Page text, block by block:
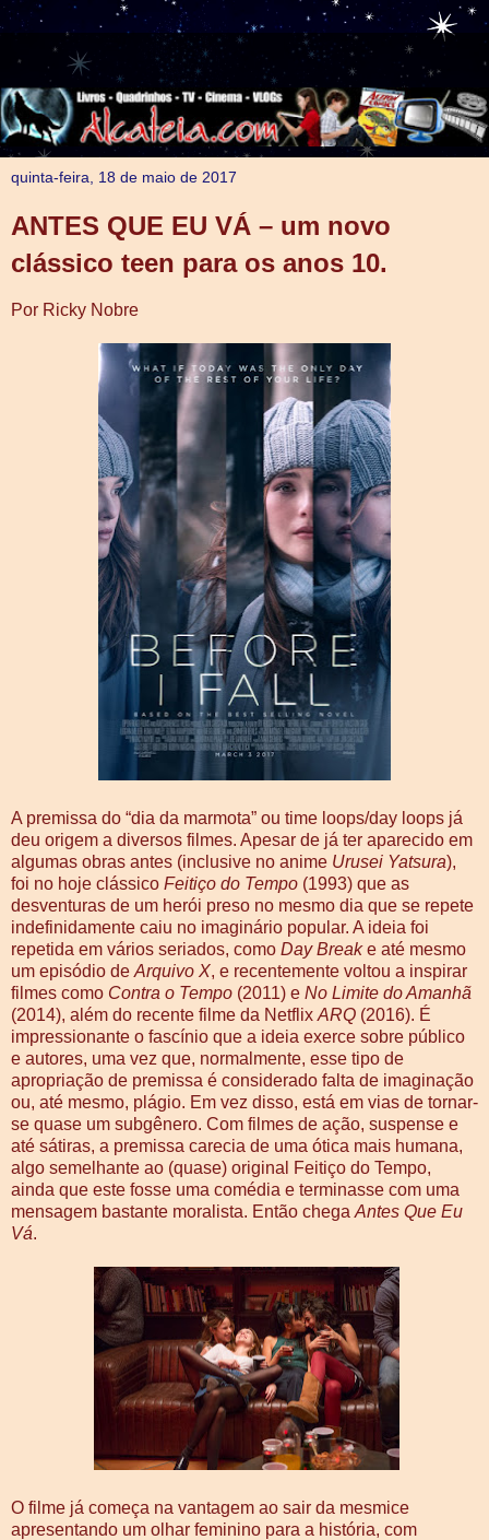
quinta-feira, 18 de maio de 2017
ANTES QUE EU VÁ – um novo
clássico teen para os anos 10.
Por Ricky Nobre
A premissa do “dia da marmota” ou time loops/day loops já
deu origem a diversos filmes. Apesar de já ter aparecido em
algumas obras antes (inclusive no anime Urusei Yatsura),
foi no hoje clássico Feitiço do Tempo (1993) que as
desventuras de um herói preso no mesmo dia que se repete
indefinidamente caiu no imaginário popular. A ideia foi
repetida em vários seriados, como Day Breake até mesmo
um episódio de Arquivo X, e recentemente voltou a inspirar
filmes como Contra o Tempo (2011) e No Limite do Amanhã
(2014), além do recente filme da Netflix ARQ (2016). É
impressionante o fascínio que a ideia exerce sobre público
e autores, uma vez que, normalmente, esse tipo de
apropriação de premissa é considerado falta de imaginação
ou, até mesmo, plágio. Em vez disso, está em vias de tornar-
se quase um subgênero. Com filmes de ação, suspense e
até sátiras, a premissa carecia de uma ótica mais humana,
algo semelhante ao (quase) original Feitiço do Tempo,
ainda que este fosse uma comédia e terminasse com uma
mensagem bastante moralista. Então chega Antes Que Eu
Vá.
O filme já começa na vantagem ao sair da mesmice
apresentando um olhar feminino para a história, com